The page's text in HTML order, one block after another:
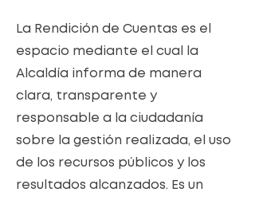
La Rendición de Cuentas es el
espacio mediante el cual la
Alcaldía informa de manera
clara, transparente y
responsable a la ciudadanía
sobre la gestión realizada, el uso
de los recursos públicos y los
resultados alcanzados. Es un